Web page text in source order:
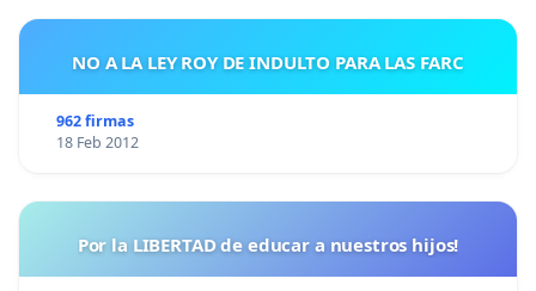
NO A LA LEY ROY DE INDULTO PARA LAS FARC
962 firmas
18 Feb 2012
Por la LIBERTAD de educar a nuestros hijos!